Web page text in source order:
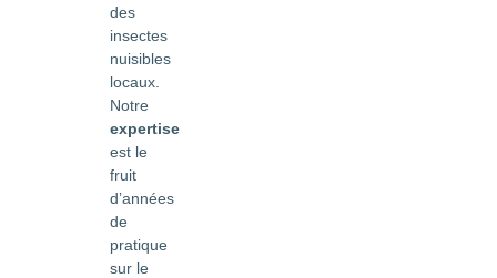
des
insectes
nuisibles
locaux.
Notre
expertise
est le
fruit
d’années
de
pratique
sur le